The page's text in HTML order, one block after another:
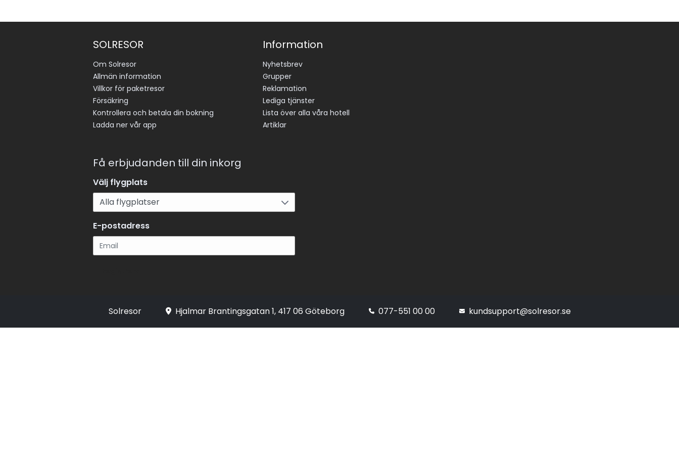
SOLRESOR
Om Solresor
Allmän information
Villkor för paketresor
Försäkring
Kontrollera och betala din bokning
Ladda ner vår app
Information
Nyhetsbrev
Grupper
Reklamation
Lediga tjänster
Lista över alla våra hotell
Artiklar
Få erbjudanden till din inkorg
Välj flygplats
E-postadress
Solresor Hjalmar Brantingsgatan 1, 417 06 Göteborg 077-551 00 00 kundsupport@solresor.se